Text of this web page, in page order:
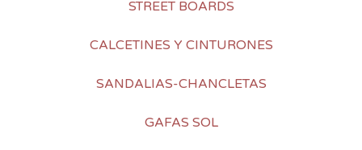
STREET BOARDS
CALCETINES Y CINTURONES
SANDALIAS-CHANCLETAS
GAFAS SOL